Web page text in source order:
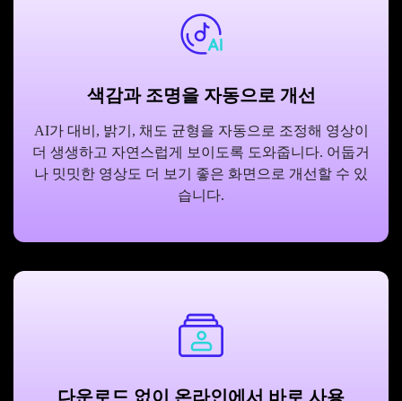
색감과 조명을 자동으로 개선
AI가 대비, 밝기, 채도 균형을 자동으로 조정해 영상이
더 생생하고 자연스럽게 보이도록 도와줍니다. 어둡거
나 밋밋한 영상도 더 보기 좋은 화면으로 개선할 수 있
습니다.
다운로드 없이 온라인에서 바로 사용